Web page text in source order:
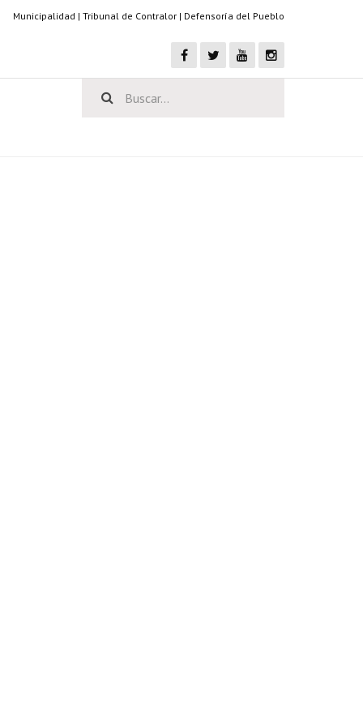
Municipalidad | Tribunal de Contralor | Defensoría del Pueblo